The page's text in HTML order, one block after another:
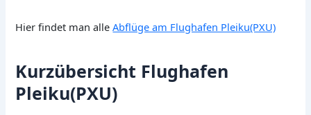
Hier findet man alleAbflüge am Flughafen Pleiku(PXU)
Kurzübersicht Flughafen
Pleiku(PXU)